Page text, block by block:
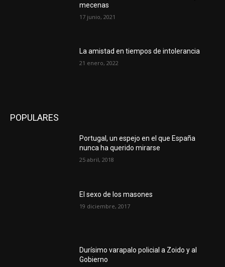
mecenas
17 junio, 2021
La amistad en tiempos de intolerancia
21 enero, 2022
POPULARES
Portugal, un espejo en el que España
nunca ha querido mirarse
25 abril, 2018
El sexo de los masones
19 diciembre, 2017
Durísimo varapalo policial a Zoido y al
Gobierno